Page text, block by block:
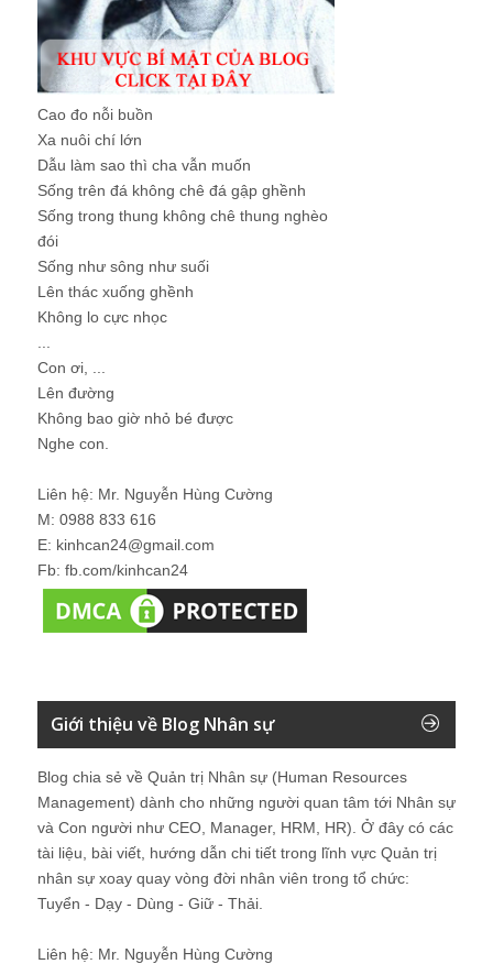
Cao đo nỗi buồn
Xa nuôi chí lớn
Dẫu làm sao thì cha vẫn muốn
Sống trên đá không chê đá gập ghềnh
Sống trong thung không chê thung nghèo
đói
Sống như sông như suối
Lên thác xuống ghềnh
Không lo cực nhọc
Con ơi, ...
Lên đường
Không bao giờ nhỏ bé được
Nghe con.
Liên hệ: Mr. Nguyễn Hùng Cường
M: 0988 833 616
E: kinhcan24@gmail.com
Fb: fb.com/kinhcan24
Giới thiệu về Blog Nhân sự
Blog chia sẻ về Quản trị Nhân sự (Human Resources
Management) dành cho những người quan tâm tới Nhân sự
và Con người như CEO, Manager, HRM, HR). Ở đây có các
tài liệu, bài viết, hướng dẫn chi tiết trong lĩnh vực Quản trị
nhân sự xoay quay vòng đời nhân viên trong tổ chức:
Tuyển - Dạy - Dùng - Giữ - Thải.
Liên hệ: Mr. Nguyễn Hùng Cường